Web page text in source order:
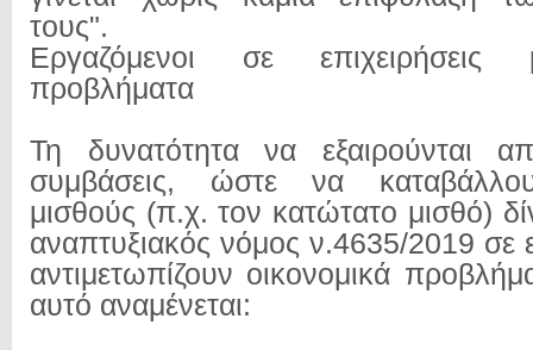
τους".
Εργαζόμενοι σε επιχειρήσεις
προβλήματα
Τη δυνατότητα να εξαιρούνται
συμβάσεις, ώστε να
μισθούς (π.χ. τον κατώτατο μισθό)
αναπτυξιακός νόμος ν.4635/2019 σε
αντιμετωπίζουν οικονομικά
αυτό αναμένεται: